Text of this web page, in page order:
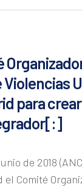
Violencias
para
de 2018
Comité